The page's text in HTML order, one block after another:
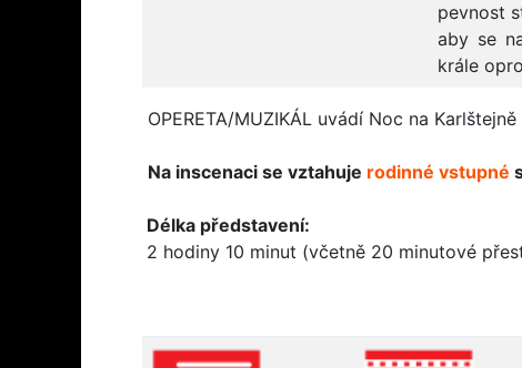
pevnost
aby se
krále
OPERETA/MUZIKÁL uvádí Noc na
Na inscenaci se vztahuje rodinné vstupné
Délka představení:
2 hodiny 10 minut (včetně 20 minutové